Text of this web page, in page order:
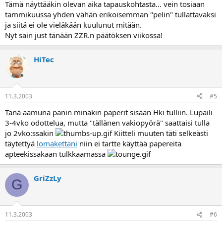
Tämä näyttääkin olevan aika tapauskohtasta... vein tosiaan
tammikuussa yhden vähän erikoisemman "pelin" tullattavaksi
ja siitä ei ole vieläkään kuulunut mitään.
Nyt sain just tänään ZZR.n päätöksen viikossa!
HiTec
11.3.2003 #5
Tänä aamuna panin minäkin paperit sisään Hki tulliin. Lupaili
3-4vko odottelua, mutta "tällänen vakiopyörä" saattaisi tulla
jo 2vko:ssakin
Kiitteli muuten täti selkeästi
täytettyä lomakettani niin ei tartte käyttää papereita
apteekissakaan tulkkaamassa
G GriZzLy
11.3.2003 #6